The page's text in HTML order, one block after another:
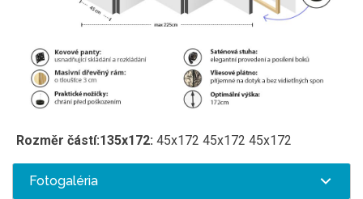
Rozměr částí:135x172: 45x172 45x172 45x172
Fotogaléria